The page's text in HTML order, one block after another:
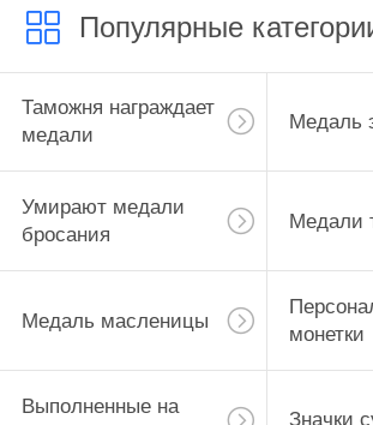
Популярные
Таможня награждает
медали
Медаль
Умирают медали
бросания
Медали
Медаль масленицы
монетки
Выполненные на
Значки